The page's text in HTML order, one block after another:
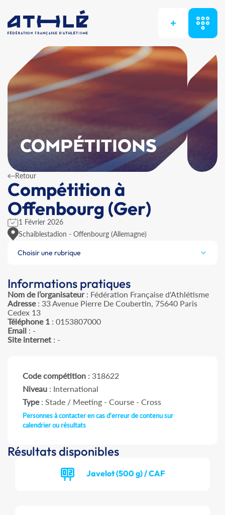
+
COMPÉTITIONS
Retour
Compétition à
Offenbourg (Ger)
1 Février 2026
Schaiblestadion - Offenbourg (Allemagne)
Choisir une rubrique
Informations pratiques
Nom de l’organisateur: Fédération Française d'Athlétisme
Adresse: 33 Avenue Pierre De Coubertin, 75640 Paris
Cedex 13
Téléphone 1 : 0153807000
Email : -
Site internet : -
Code compétition : 318622
Niveau : International
Type: Stade / Meeting - Course - Cross
Personnes à contacter en cas d'erreur de contenu sur
calendrier ou résultats
Résultats disponibles
Javelot (500 g) / CAF